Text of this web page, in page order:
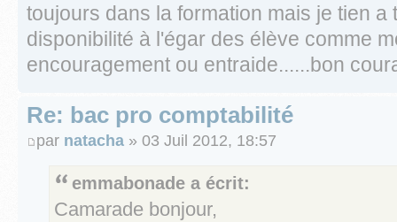
toujours dans la formation mais je tien a
disponibilité à l'égar des élève comme
encouragement ou entraide......bon
Re: bac pro comptabilité
par natacha » 03 Juil 2012, 18:57
emmabonade a écrit:
Camarade bonjour,